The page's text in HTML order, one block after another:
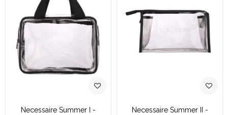
Necessaire Summer I -
Necessaire Summer II -